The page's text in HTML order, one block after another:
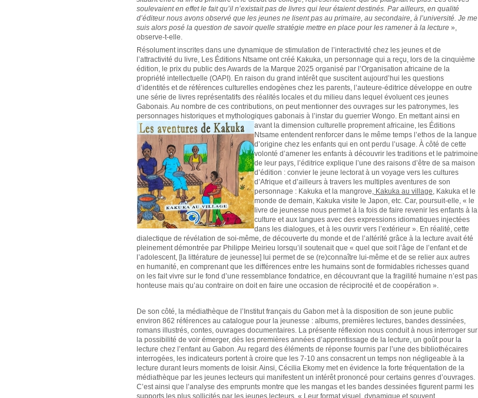
soulevaient en effet le fait qu’il n’existait pas de livres qui leur étaient destinés. Par ailleurs, en qualité
d’éditeur nous avons observé que les jeunes ne lisent pas au primaire, au secondaire, à l’université. Je me
suis alors posé la question de savoir quelle stratégie mettre en place pour les ramener à la lecture »,
observe-t-elle.
Résolument inscrites dans une dynamique de stimulation de l’interactivité chez les jeunes et de
l’attractivité du livre, Les Éditions Ntsame ont créé Kakuka, un personnage qui a reçu, lors de la cinquième
édition, le prix du public des Awards de la Marque 2025 organisé par l’Organisation africaine de la
propriété intellectuelle (OAPI). En raison du grand intérêt que suscitent aujourd’hui les questions
d’identités et de références culturelles endogènes chez les parents, l’auteure-éditrice développe en outre
une série de livres représentatifs des réalités locales et du milieu dans lequel évoluent ces jeunes
Gabonais. Au nombre de ces contributions, on peut mentionner des ouvrages sur les patronymes, les
personnages historiques et mythologiques gabonais à l’instar du guerrier Wongo. En mettant ainsi en
avant la dimension culturelle proprement africaine, les Éditions
Ntsame entendent renforcer dans le même temps l’ethos de la langue
d’origine chez les enfants qui en ont perdu l’usage. À côté de cette
volonté d’amener les enfants à découvrir les traditions et le patrimoine
de leur pays, l’éditrice explique l’une des raisons d’être de sa maison
d’édition : convier le jeune lectorat à un voyage vers les cultures
d’Afrique et d’ailleurs à travers les multiples aventures de son
personnage : Kakuka et la mangrove, Kakuka au village, Kakuka et le
monde de demain, Kakuka visite le Japon, etc. Car, poursuit-elle, « le
livre de jeunesse nous permet à la fois de faire revenir les enfants à la
culture et aux langues avec des expressions idiomatiques injectées
dans les dialogues, et à les ouvrir vers l’extérieur ». En réalité, cette
dialectique de révélation de soi-même, de découverte du monde et de l’altérité grâce à la lecture avait été
pleinement démontrée par Philippe Meirieu lorsqu’il soutenait que « quel que soit l’âge de l’enfant et de
l’adolescent, [la littérature de jeunesse] lui permet de se (re)connaître lui-même et de se relier aux autres
en humanité, en comprenant que les différences entre les humains sont de formidables richesses quand
on les fait vivre sur le fond d’une ressemblance fondatrice, en découvrant que la fragilité humaine n’est pas
honteuse mais qu’au contraire on doit en faire une occasion de réciprocité et de coopération ».
De son côté, la médiathèque de l’Institut français du Gabon met à la disposition de son jeune public
environ 862 références au catalogue pour la jeunesse : albums, premières lectures, bandes dessinées,
romans illustrés, contes, ouvrages documentaires. La présente réflexion nous conduit à nous interroger sur
la possibilité de voir émerger, dès les premières années d’apprentissage de la lecture, un goût pour la
lecture chez l’enfant au Gabon. Au regard des éléments de réponse fournis par l’une des bibliothécaires
interrogées, les indicateurs portent à croire que les 7-10 ans consacrent un temps non négligeable à la
lecture durant leurs moments de loisir. Ainsi, Cécilia Ekomy met en évidence la forte fréquentation de la
médiathèque par les jeunes lecteurs qui manifestent un intérêt prononcé pour certains genres d’ouvrages.
C’est ainsi que l’analyse des emprunts montre que les mangas et les bandes dessinées figurent parmi les
supports les plus sollicités par les jeunes lecteurs. « Leur format visuel, dynamique et souvent